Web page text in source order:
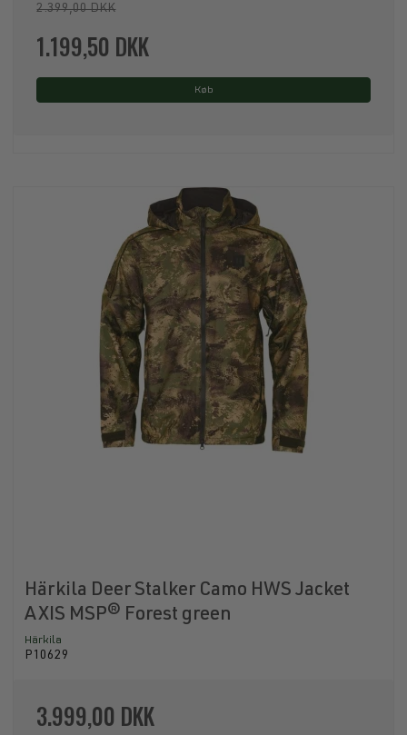
2.399,00 DKK
1.199,50 DKK
Køb
Härkila Deer Stalker Camo HWS Jacket
AXIS MSP® Forest green
Härkila
P10629
3.999,00 DKK